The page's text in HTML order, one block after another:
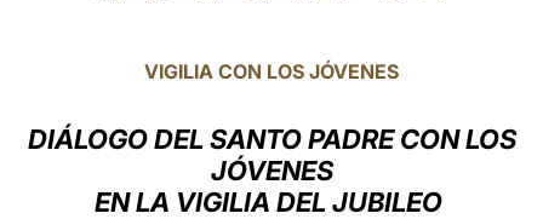
LATINE
VIGILIA CON LOS JÓVENES
DIÁLOGO DEL SANTO PADRE CON LOS
JÓVENES
EN LA VIGILIA DEL JUBILEO